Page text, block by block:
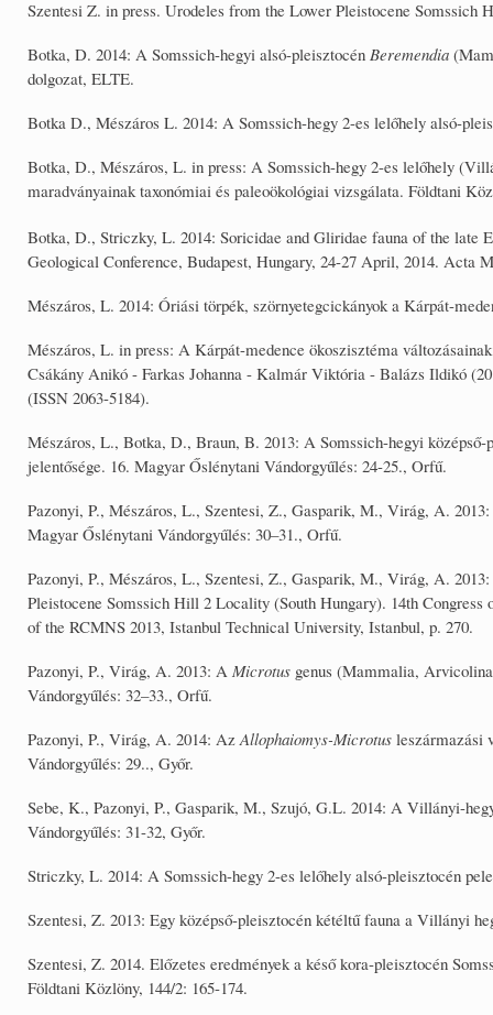
Szentesi Z. in press. Urodeles from the Lower Pleistocene
Botka, D. 2014: A Somssich-hegyi alsó-pleisztocén Beremendia
dolgozat, ELTE.
Botka D., Mészáros L. 2014: A Somssich-hegy 2-es lelőhely alsó-
Botka, D., Mészáros, L. in press: A Somssich-hegy 2-es lelőhely
maradványainak taxonómiai és paleoökológiai vizsgálata. Földtani
Botka, D., Striczky, L. 2014: Soricidae and Gliridae fauna of the late
Geological Conference, Budapest, Hungary, 24-27 April, 2014. Acta
Mészáros, L. 2014: Óriási törpék, szörnyetegcickányok a Kárpát-
Mészáros, L. in press: A Kárpát-medence ökoszisztéma
Csákány Anikó - Farkas Johanna - Kalmár Viktória - Balázs Ildikó
(ISSN 2063-5184).
Mészáros, L., Botka, D., Braun, B. 2013: A Somssich-hegyi
jelentősége. 16. Magyar Őslénytani Vándorgyűlés: 24-25., Orfű.
Pazonyi, P., Mészáros, L., Szentesi, Z., Gasparik, M., Virág, A.
Magyar Őslénytani Vándorgyűlés: 30–31., Orfű.
Pazonyi, P., Mészáros, L., Szentesi, Z., Gasparik, M., Virág, A.
Pleistocene Somssich Hill 2 Locality (South Hungary). 14th
of the RCMNS 2013, Istanbul Technical University, Istanbul, p. 270.
Pazonyi, P., Virág, A. 2013: A Microtus genus (Mammalia,
Vándorgyűlés: 32–33., Orfű.
Pazonyi, P., Virág, A. 2014: Az Allophaiomys-Microtus leszármazási
Vándorgyűlés: 29.., Győr.
Sebe, K., Pazonyi, P., Gasparik, M., Szujó, G.L. 2014: A Villányi-
Vándorgyűlés: 31-32, Győr.
Striczky, L. 2014: A Somssich-hegy 2-es lelőhely alsó-pleisztocén
Szentesi, Z. 2013: Egy középső-pleisztocén kétéltű fauna a Villányi
Szentesi, Z. 2014. Előzetes eredmények a késő kora-pleisztocén
Földtani Közlöny, 144/2: 165-174.